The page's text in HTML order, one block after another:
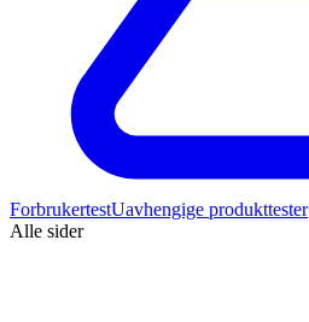
ForbrukertestUavhengige produkttester
Alle sider